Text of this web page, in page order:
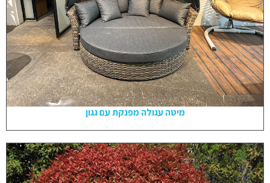
מיטה עגולה מפנקת עם גגון